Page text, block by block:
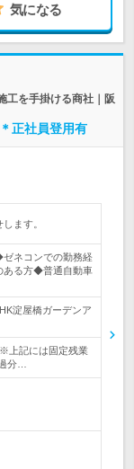
気になる
工を手掛ける商社｜阪
正社員登用有
ます。
ネコンでの勤務経
ある方◆普通自動車
淀屋橋ガーデンア
上記には固定残業
分…